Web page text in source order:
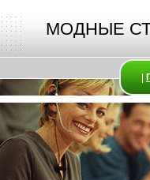
МОДНЫЕ